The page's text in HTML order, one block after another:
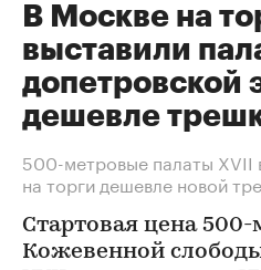
В Москве на
выставили
допетровской
дешевле
500-метровые палаты XVII
на торги дешевле новой
Стартовая цена
Кожевенной